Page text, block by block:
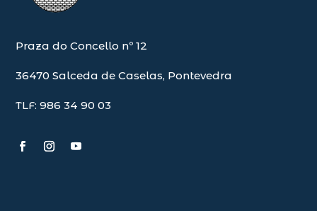
Praza do Concello nº 12
36470 Salceda de Caselas, Pontevedra
TLF: 986 34 90 03